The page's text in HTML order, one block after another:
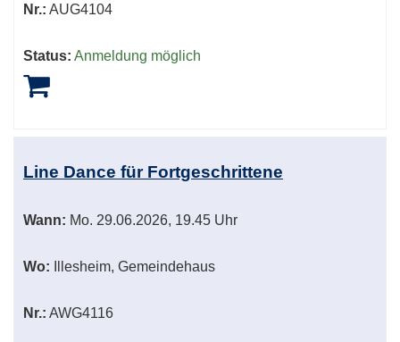
Nr.: AUG4104
Status: Anmeldung möglich
Line Dance für Fortgeschrittene
Wann: Mo. 29.06.2026, 19.45 Uhr
Wo: Illesheim, Gemeindehaus
Nr.: AWG4116